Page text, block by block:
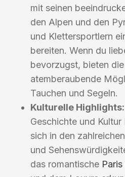
mit seinen
den Alpen und den
und Klettersportlern
bereiten. Wenn du
bevorzugst, bieten
atemberaubende
Tauchen und Segeln.
Kulturelle Highlights:
Geschichte und Kultur
sich in den
und
das romantische Paris